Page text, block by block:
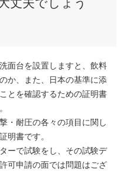
面台を設置しますと、飲料
か、また、日本の基準に添
とを確認するための証明書
・耐圧の各々の項目に関し
明書です。
ーで試験をし、その試験デ
可申請の面では問題はござ